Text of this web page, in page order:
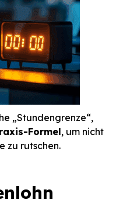
„Stundengrenze“,
Formel, um nicht
zu rutschen.